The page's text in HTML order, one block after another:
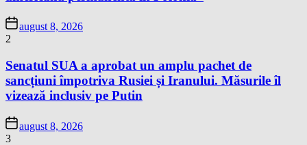
august 8, 2026
2
Senatul SUA a aprobat un amplu pachet de
sancțiuni împotriva Rusiei și Iranului. Măsurile îl
vizează inclusiv pe Putin
august 8, 2026
3